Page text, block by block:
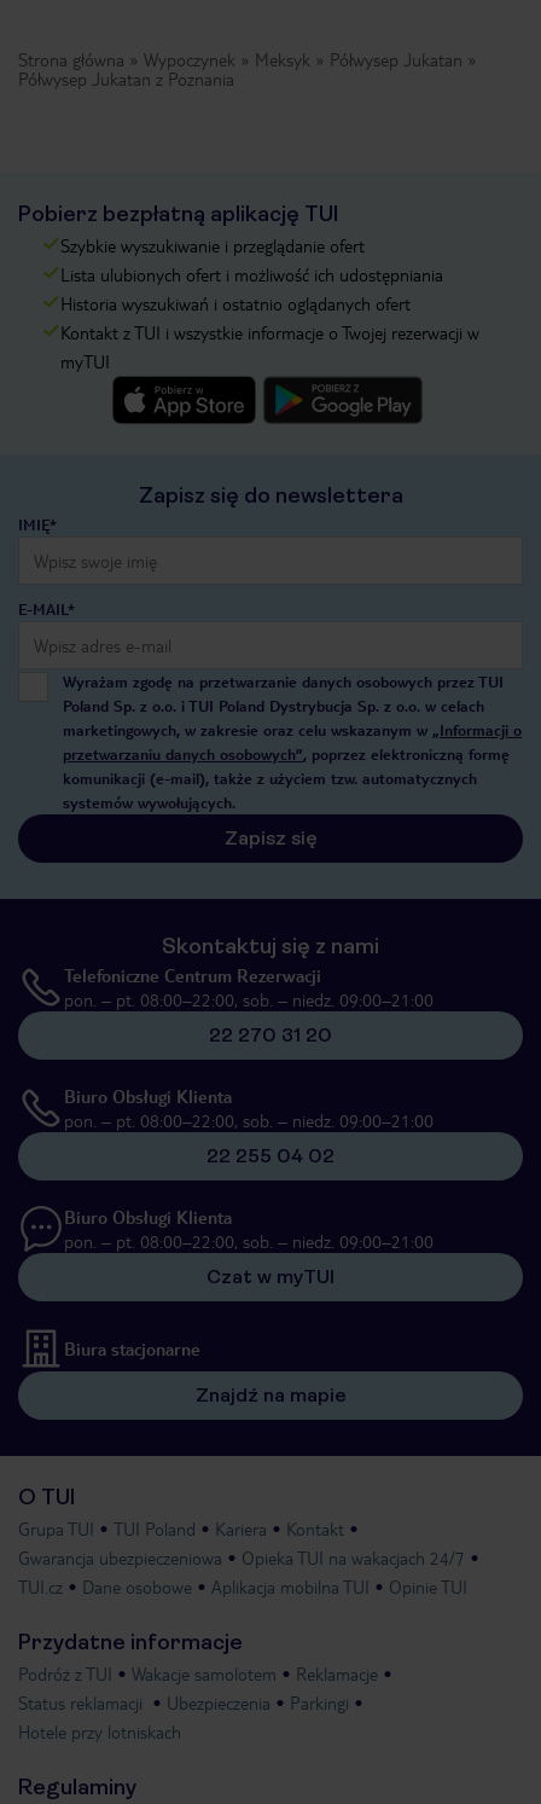
Strona główna Wypoczynek Meksyk
Półwysep Jukatan
Półwysep Jukatan z Poznania
Pobierz bezpłatną aplikację TUI
Szybkie wyszukiwanie i przeglądanie ofert
Lista ulubionych ofert i możliwość ich udostępniania
Historia wyszukiwań i ostatnio oglądanych ofert
Kontakt z TUI i wszystkie informacje o Twojej rezerwacji w
myTUI
Zapisz się do newslettera
IMIĘ*
E-MAIL*
Wyrażam zgodę na przetwarzanie danych osobowych przez TUI
Poland Sp. z o.o. i TUI Poland Dystrybucja Sp. z o.o. w celach
marketingowych, w zakresie oraz celu wskazanym w „Informacji o
przetwarzaniu danych osobowych”, poprzez elektroniczną formę
komunikacji (e-mail), także z użyciem tzw. automatycznych
systemów wywołujących.
Zapisz się
Skontaktuj się z nami
Telefoniczne Centrum Rezerwacji
pon. – pt. 08:00–22:00, sob. – niedz. 09:00–21:00
22 270 31 20
Biuro Obsługi Klienta
pon. – pt. 08:00–22:00, sob. – niedz. 09:00–21:00
22 255 04 02
Biuro Obsługi Klienta
pon. – pt. 08:00–22:00, sob. – niedz. 09:00–21:00
Czat w myTUI
Biura stacjonarne
Znajdź na mapie
O TUI
Grupa TUI TUI Poland Kariera
Kontakt
Gwarancja ubezpieczeniowa
Opieka TUI na wakacjach 24/7
TUI.cz
Dane osobowe Aplikacja mobilna TUI Opinie TUI
Przydatne informacje
Podróż z TUI Wakacje samolotem
Reklamacje
Status reklamacji
Ubezpieczenia
Parkingi
Hotele przy lotniskach
Regulaminy